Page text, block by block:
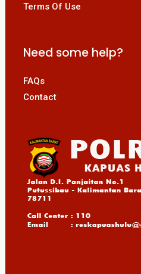
Terms Of Use
Need some help?
FAQs
Contact